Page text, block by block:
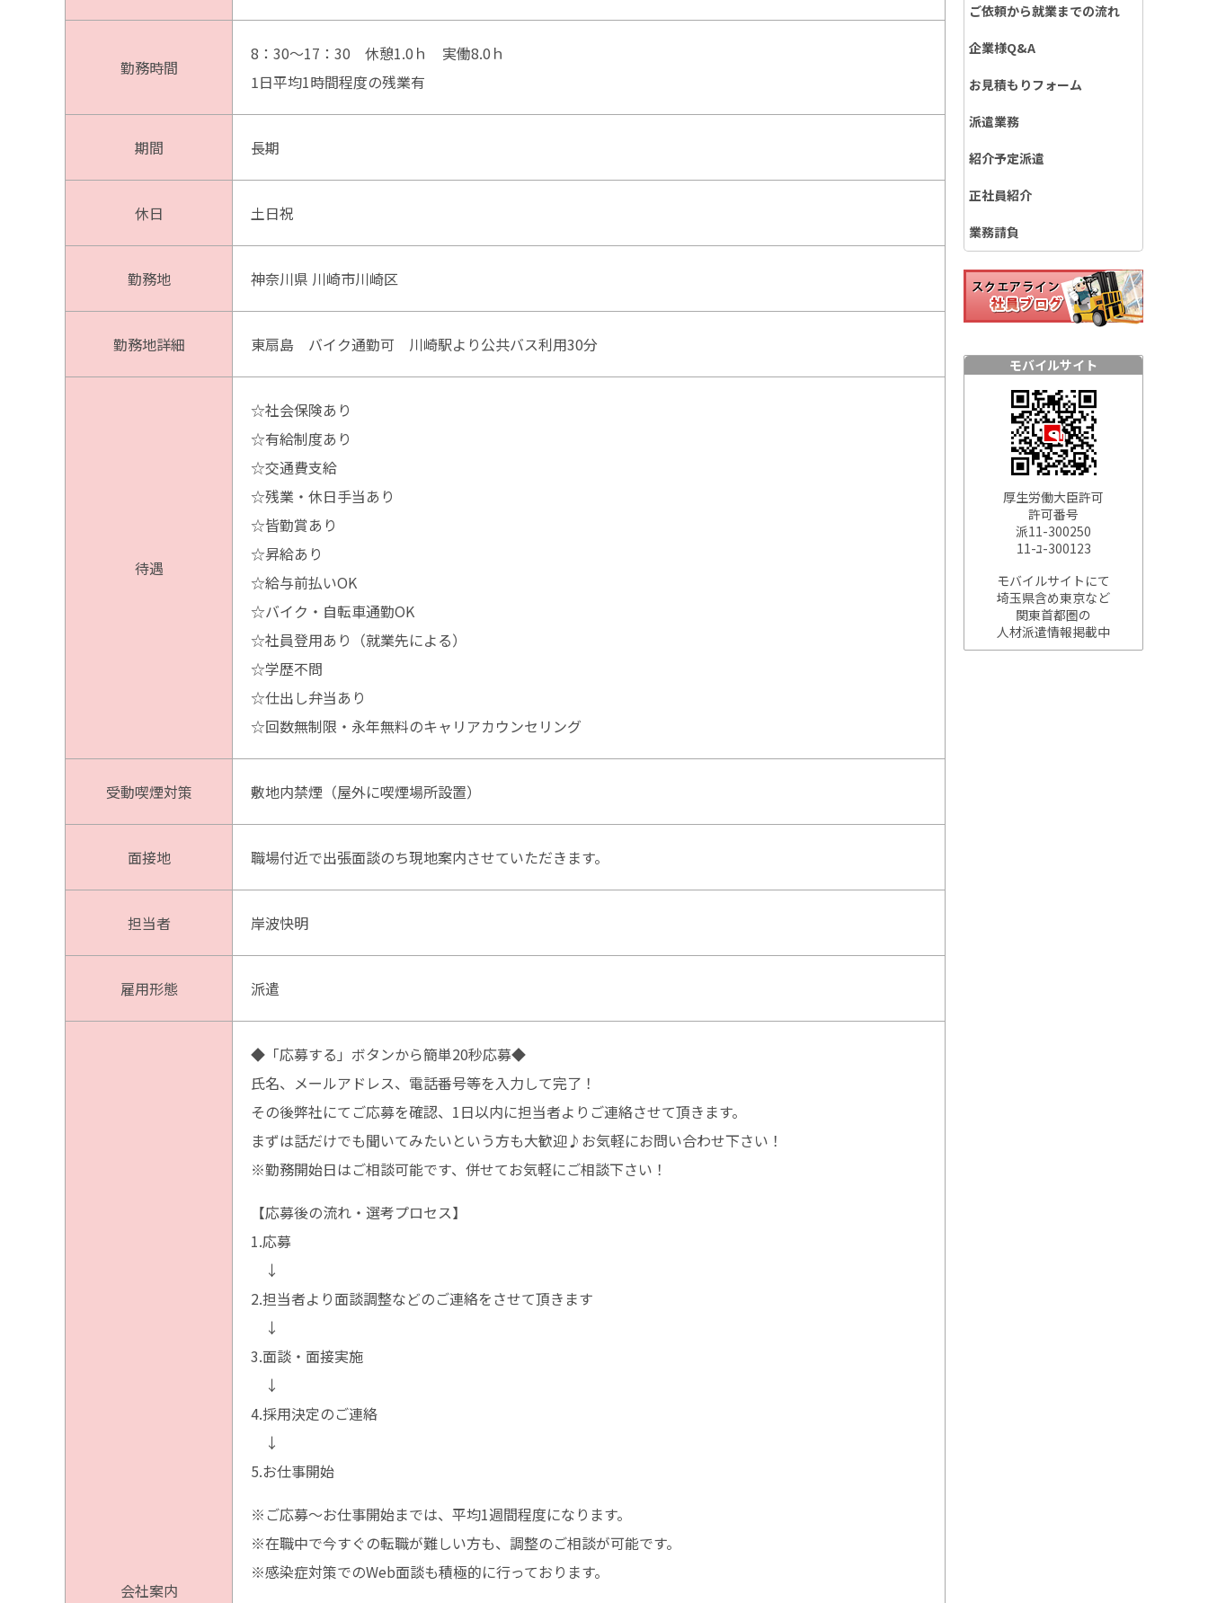
勤務時間
8：30～17：30 休憩1.0ｈ 実働8.0ｈ
1日平均1時間程度の残業有
期間 長期
休日 土日祝
勤務地 神奈川県 川崎市川崎区
勤務地詳細 東扇島 バイク通勤可 川崎駅より公共バス利用30分
待遇
☆社会保険あり
☆有給制度あり
☆交通費支給
☆残業・休日手当あり
☆皆勤賞あり
☆昇給あり
☆給与前払いOK
☆バイク・自転車通勤OK
☆社員登用あり（就業先による）
☆学歴不問
☆仕出し弁当あり
☆回数無制限・永年無料のキャリアカウンセリング
受動喫煙対策 敷地内禁煙（屋外に喫煙場所設置）
面接地 職場付近で出張面談のち現地案内させていただきます。
担当者 岸波快明
雇用形態 派遣
会社案内
◆「応募する」ボタンから簡単20秒応募◆
氏名、メールアドレス、電話番号等を入力して完了！
その後弊社にてご応募を確認、1日以内に担当者よりご連絡させて頂きます。
まずは話だけでも聞いてみたいという方も大歓迎♪お気軽にお問い合わせ下さい！
※勤務開始日はご相談可能です、併せてお気軽にご相談下さい！
【応募後の流れ・選考プロセス】
1.応募
↓
2.担当者より面談調整などのご連絡をさせて頂きます
↓
3.面談・面接実施
↓
4.採用決定のご連絡
↓
5.お仕事開始
※ご応募〜お仕事開始までは、平均1週間程度になります。
※在職中で今すぐの転職が難しい方も、調整のご相談が可能です。
※感染症対策でのWeb面談も積極的に行っております。
ご依頼から就業までの流れ
企業様Q&A
お見積もりフォーム
派遣業務
紹介予定派遣
正社員紹介
業務請負
モバイルサイト
厚生労働大臣許可
許可番号
派11-300250
11-ﾕ-300123
モバイルサイトにて
埼玉県含め東京など
関東首都圏の
人材派遣情報掲載中